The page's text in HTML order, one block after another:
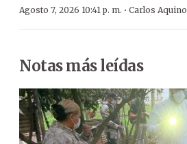
Agosto 7, 2026 10:41 p. m. · Carlos Aquino
Notas más leídas